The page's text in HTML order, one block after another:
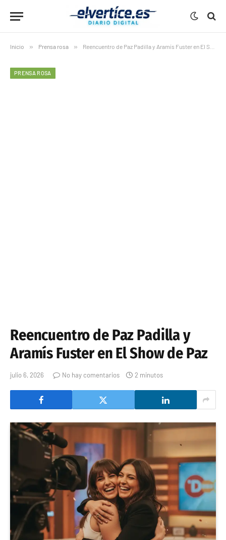
Inicio » Prensa rosa » Reencuentro de Paz Padilla y Aramís Fuster en El Show de Paz
PRENSA ROSA
Reencuentro de Paz Padilla y
Aramís Fuster en El Show de Paz
julio 6, 2026 No hay comentarios 2 minutos